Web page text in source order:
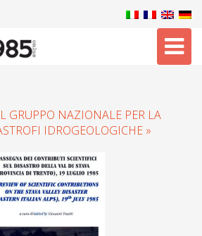
GRUPPO NAZIONALE PER LA
IDROGEOLOGICHE »